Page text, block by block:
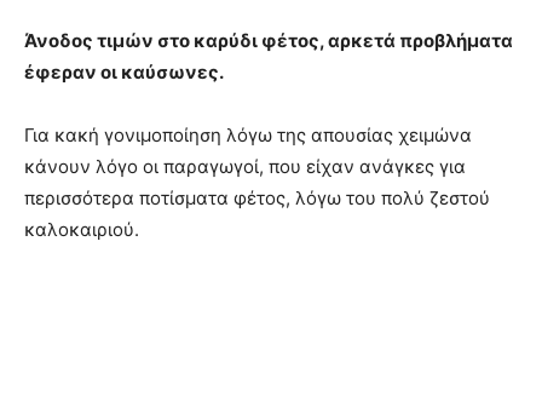
Άνοδος τιμών στο καρύδι φέτος, αρκετά προβλήματα
έφεραν οι καύσωνες.
Για κακή γονιμοποίηση λόγω της απουσίας χειμώνα
κάνουν λόγο οι παραγωγοί, που είχαν ανάγκες για
περισσότερα ποτίσματα φέτος, λόγω του πολύ ζεστού
καλοκαιριού.